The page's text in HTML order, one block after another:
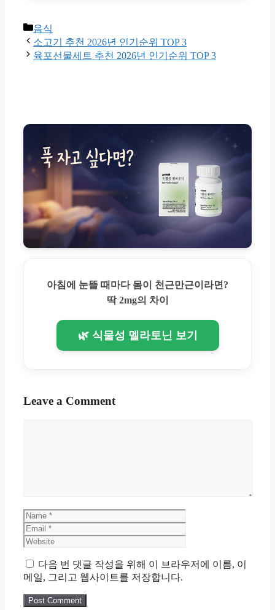
Categories
음식
소고기 추천 2026년 인기순위 TOP 3
육포선물세트 추천 2026년 인기순위 TOP 3
아침에 눈뜰 때마다 몸이 천근만근이라면?
딱 2mg의 차이
🌿 식물성 멜라토닌 보기
Leave a Comment
Name
다음 번 댓글 작성을 위해 이 브라우저에 이름, 이
메일, 그리고 웹사이트를 저장합니다.